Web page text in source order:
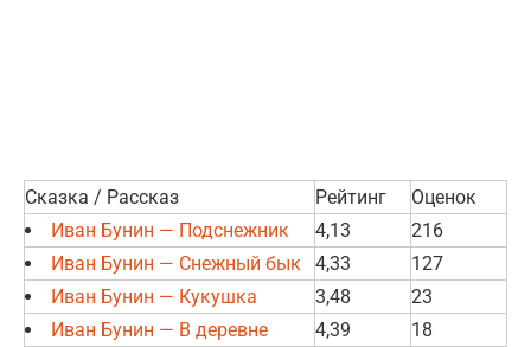
Сказка / Рассказ Рейтинг
Оценок
Иван Бунин — Подснежник
4,13
216
Иван Бунин — Снежный бык
4,33
127
Иван Бунин — Кукушка
3,48
23
Иван Бунин — В деревне
4,39
18